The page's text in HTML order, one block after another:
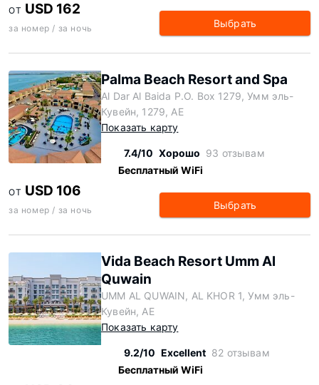
ОТ USD 162
за номер / за ночь Выбрать
Palma Beach Resort and Spa
Al Dar Al Baida P.O. Box 1279, Умм эль-
Кувейн, 1279, AE
Показать карту
7.4/10 Хорошо 93 отзывам
Бесплатный WiFi
ОТ USD 106
за номер / за ночь Выбрать
Vida Beach Resort Umm Al
Quwain
UMM AL QUWAIN, AL KHOR 1, Умм эль-
Кувейн, AE
Показать карту
9.2/10 Excellent 82 отзывам
Бесплатный WiFi